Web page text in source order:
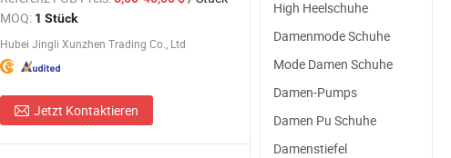
MOQ: 1 Stück
Hubei Jingli Xunzhen Trading Co., Ltd
Jetzt Kontaktieren
High Heelschuhe
Damenmode Schuhe
Mode Damen Schuhe
Damen-Pumps
Damen Pu Schuhe
Damenstiefel